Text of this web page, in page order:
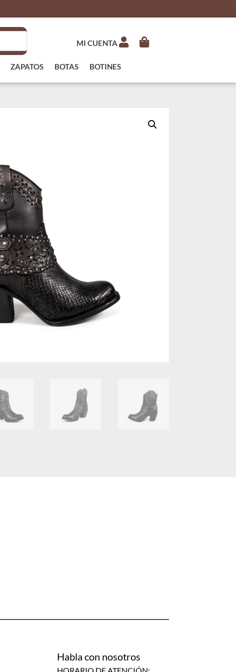
MI CUENTA
ZAPATOS BOTAS BOTINES
Habla con nosotros
HORARIO DE ATENCIÓN: